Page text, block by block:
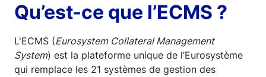
Qu’est-ce que l’ECMS ?
L'ECMS (Eurosystem Collateral Management
System) est la plateforme unique de l’Eurosystème
qui remplace les 21 systèmes de gestion des